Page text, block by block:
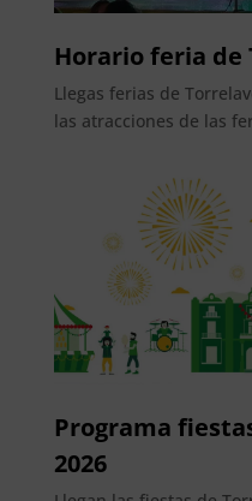
Horario feria de
Llegas ferias de
las atracciones de las
Programa
2026